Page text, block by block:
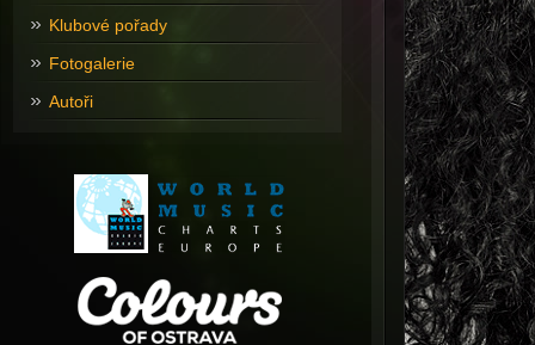
Klubové pořady
Fotogalerie
Autoři